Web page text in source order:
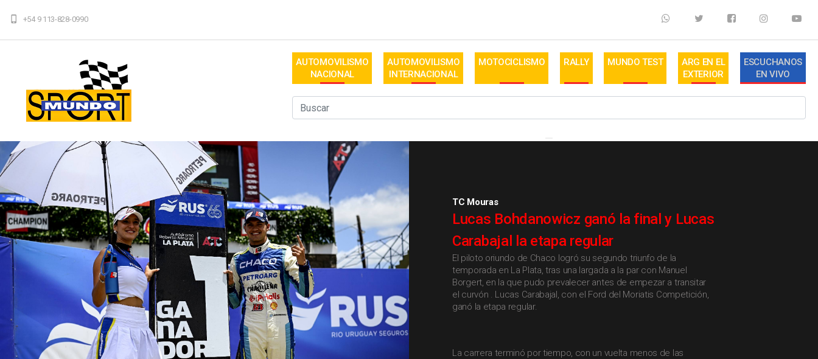
+54 9 113-828-0990
AUTOMOVILISMO
NACIONAL
AUTOMOVILISMO
INTERNACIONAL
MOTOCICLISMO RALLY MUNDO TEST
ARG EN EL
EXTERIOR
ESCUCHANOS
EN VIVO
TC Mouras
Lucas Bohdanowicz ganó la final y Lucas
Carabajal la etapa regular
El piloto oriundo de Chaco logró su segundo triunfo de la
temporada en La Plata, tras una largada a la par con Manuel
Borgert, en la que pudo prevalecer antes de empezar a transitar
el curvón . Lucas Carabajal, con el Ford del Moriatis Competición,
ganó la etapa regular.
La carrera terminó por tiempo, con un vuelta menos de las